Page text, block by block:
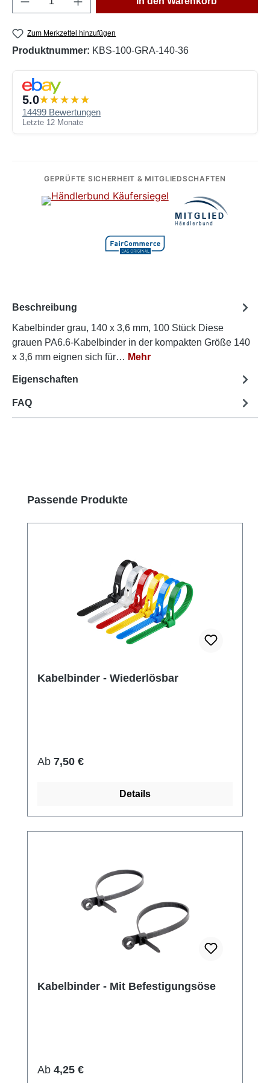
Zum Merkzettel hinzufügen
Produktnummer: KBS-100-GRA-140-36
5.0
14499 Bewertungen
Letzte 12 Monate
GEPRÜFTE SICHERHEIT & MITGLIEDSCHAFTEN
Beschreibung
Kabelbinder grau, 140 x 3,6 mm, 100 Stück Diese
grauen PA6.6-Kabelbinder in der kompakten Größe 140
x 3,6 mm eignen sich für… Mehr
Eigenschaften
FAQ
Produktgalerie überspringen
Passende Produkte
Kabelbinder - Wiederlösbar
Regulärer Preis:
Ab 7,50 €
Details
Kabelbinder - Mit Befestigungsöse
Regulärer Preis:
Ab 4,25 €